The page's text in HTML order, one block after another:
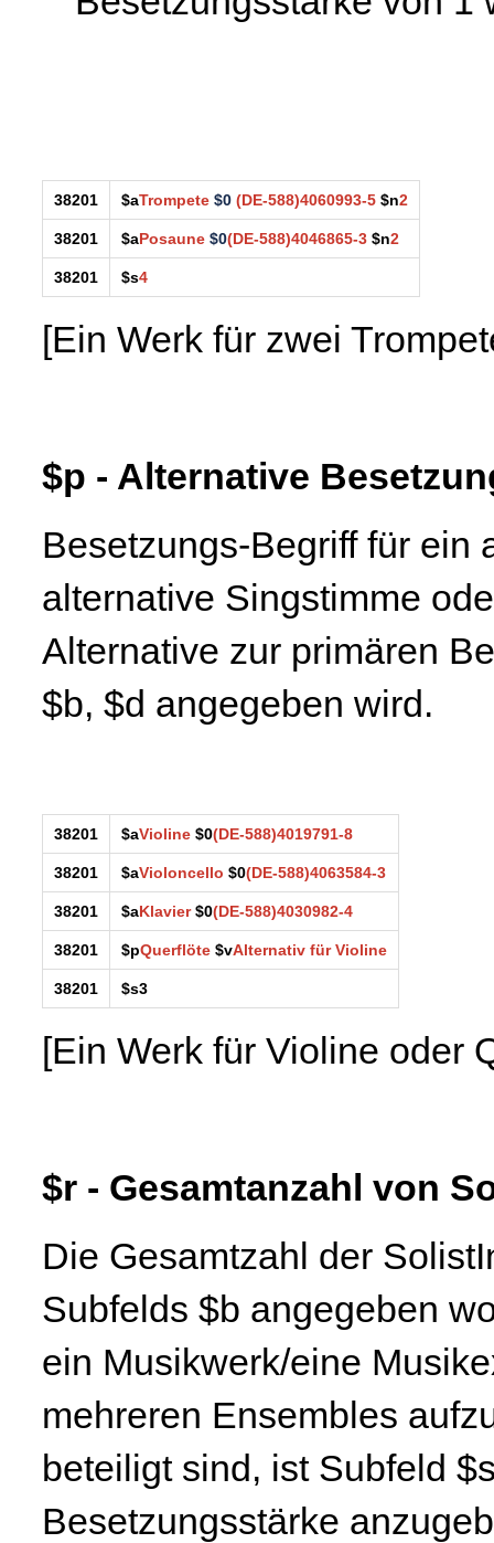
38201 $aTrompete $0 (DE-588)4060993-5 $n2
38201 $aPosaune $0(DE-588)4046865-3 $n2
38201 $s4
[Ein Werk für zwei
$p - Alternative
Besetzungs-Begriff für ein
alternative Singstimme
Alternative zur primären
$b, $d angegeben wird.
38201 $aVioline $0(DE-588)4019791-8
38201 $aVioloncello $0(DE-588)4063584-3
38201 $aKlavier$0(DE-588)4030982-4
38201 $pQuerflöte $vAlternativ für Violine
38201 $s3
[Ein Werk für Violine oder
$r - Gesamtanzahl von
Die Gesamtzahl der
Subfelds $b angegeben
ein Musikwerk/eine
mehreren Ensembles
beteiligt sind, ist Subfeld
Besetzungsstärke